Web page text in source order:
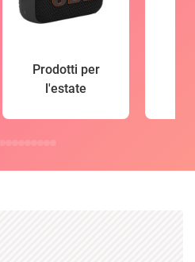
Prodotti per
l'estate